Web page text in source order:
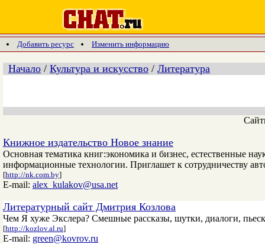
Добавить ресурс Изменить информацию
Начало / Культура и искусство / Литература
Книжное издательство Новое знание
Основная тематика книг:экономика и бизнес, естественные
информационные технологии. Приглашет к сотрудничеству
[http://nk.com.by]
E-mail: alex_kulakov@usa.net
Литературный сайт Дмитрия Козлова
Чем Я хуже Экслера? Смешные рассказы, шутки, диалоги,
[http://kozlov.al.ru]
E-mail: green@kovrov.ru